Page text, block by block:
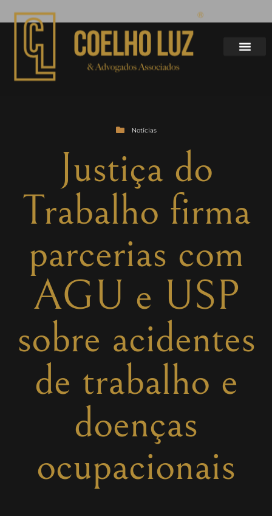
Notícias
Justiça do
Trabalho firma
parcerias com
AGU e USP
sobre acidentes
de trabalho e
doenças
ocupacionais